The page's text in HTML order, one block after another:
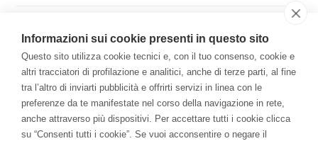
Pingback:Meditazione Milano: corso di incontri gratuiti
I commenti sono chiusi.
Il Libro
Informazioni sui cookie presenti in questo sito
Questo sito utilizza cookie tecnici e, con il tuo consenso, cookie e
altri tracciatori di profilazione e analitici, anche di terze parti, al fine
tra l’altro di inviarti pubblicità e offrirti servizi in linea con le
preferenze da te manifestate nel corso della navigazione in rete,
anche attraverso più dispositivi. Per accettare tutti i cookie clicca
su “Consenti tutti i cookie”. Se vuoi acconsentire o negare il